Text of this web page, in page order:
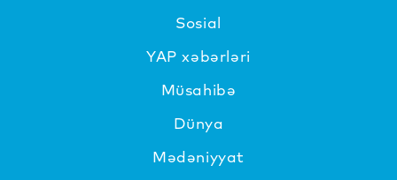
Sosial
YAP xəbərləri
Müsahibə
Dünya
Mədəniyyat